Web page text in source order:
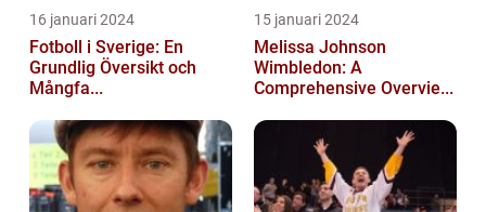
16 januari 2024
Fotboll i Sverige: En
Grundlig Översikt och
Mångfa...
15 januari 2024
Melissa Johnson
Wimbledon: A
Comprehensive Overvie...